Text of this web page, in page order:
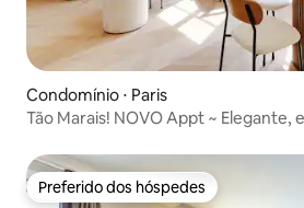
Condomínio ⋅ Paris
Tão Marais! NOVO Appt ~ Elegante,
Preferido dos hóspedes
Preferido dos hóspedes